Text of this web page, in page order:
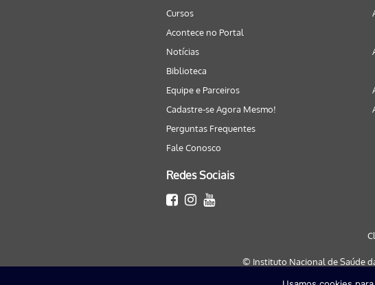
Cursos
Acontece no Portal
Notícias
Biblioteca
Equipe e Parceiros
Cadastre-se Agora Mesmo!
Perguntas Frequentes
Fale Conosco
Redes Sociais
© Instituto Nacional de Saúde